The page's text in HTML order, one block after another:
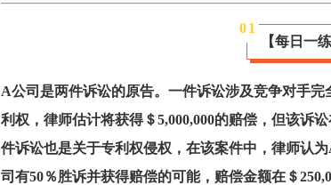
01
【每日一练
A公司是两件诉讼的原告。一件诉讼涉及竞争对手
利权，律师估计将获得＄5,000,000的赔偿，但该诉
件诉讼也是关于专利权侵权，在该案件中，律师认
司有50％胜诉并获得赔偿的可能，赔偿金额在＄